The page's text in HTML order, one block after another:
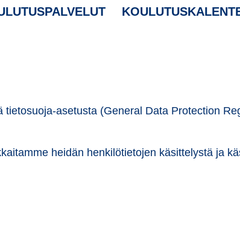
asetusta (General Data Protection
heidän henkilötietojen käsittelystä ja